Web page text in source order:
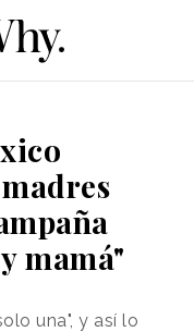
mamá"
una", y así lo